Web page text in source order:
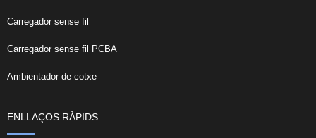
Carregador sense fil
Carregador sense fil PCBA
Ambientador de cotxe
ENLLAÇOS RÀPIDS